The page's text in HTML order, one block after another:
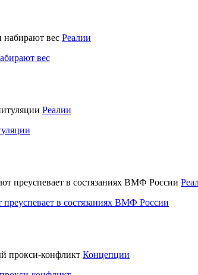
Реалии
вес
Реалии
в состязаниях ВМФ России
Концепции